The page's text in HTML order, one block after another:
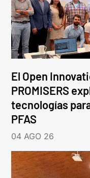
El Open
PROMISERS
tecnologías
PFAS
04 AGO 26